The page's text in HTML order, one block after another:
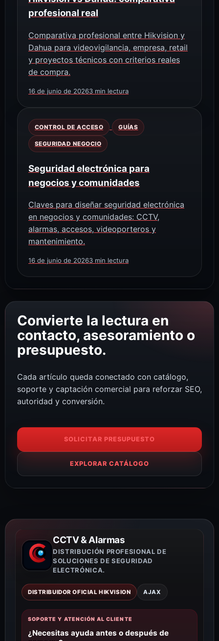
profesional real
Comparativa profesional entre Hikvision y
Dahua para videovigilancia, empresa, retail
y proyectos técnicos con criterios reales
de compra.
16 de junio de 20263 min lectura
CONTROL DE ACCESO GUÍAS
SEGURIDAD NEGOCIO
Seguridad electrónica para
negocios y comunidades
Claves para diseñar seguridad electrónica
en negocios y comunidades: CCTV,
alarmas, accesos, videoporteros y
mantenimiento.
16 de junio de 20263 min lectura
Convierte la lectura en
contacto, asesoramiento o
presupuesto.
Cada artículo queda conectado con catálogo,
soporte y captación comercial para reforzar SEO,
autoridad y conversión.
SOLICITAR PRESUPUESTO
EXPLORAR CATÁLOGO
CCTV & Alarmas
DISTRIBUCIÓN PROFESIONAL DE
SOLUCIONES DE SEGURIDAD
ELECTRÓNICA.
DISTRIBUIDOR OFICIAL HIKVISION AJAX
SOPORTE Y ATENCIÓN AL CLIENTE
¿Necesitas ayuda antes o después de